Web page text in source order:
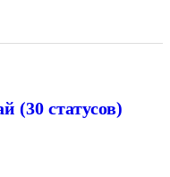
(30 статусов)